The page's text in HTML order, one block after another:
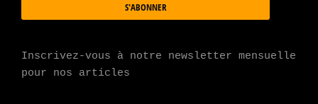
S'ABONNER
Inscrivez-vous à notre newsletter mensuelle
pour nos articles